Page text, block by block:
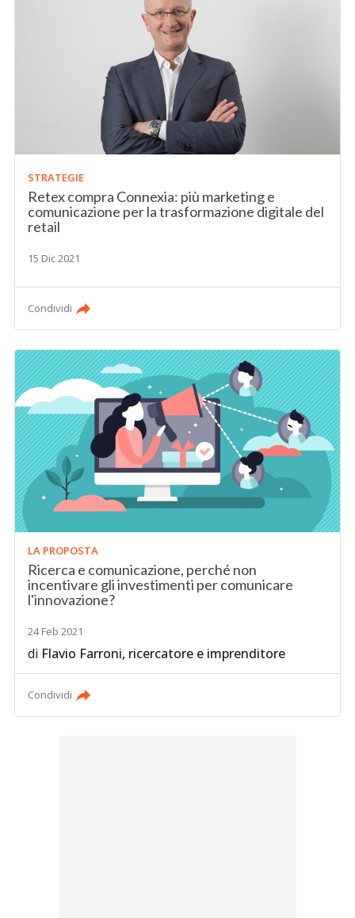
STRATEGIE
Retex compra Connexia: più marketing e
comunicazione per la trasformazione digitale del
retail
15 Dic 2021
Condividi
LA PROPOSTA
Ricerca e comunicazione, perché non
incentivare gli investimenti per comunicare
l'innovazione?
24 Feb 2021
di Flavio Farroni, ricercatore e imprenditore
Condividi